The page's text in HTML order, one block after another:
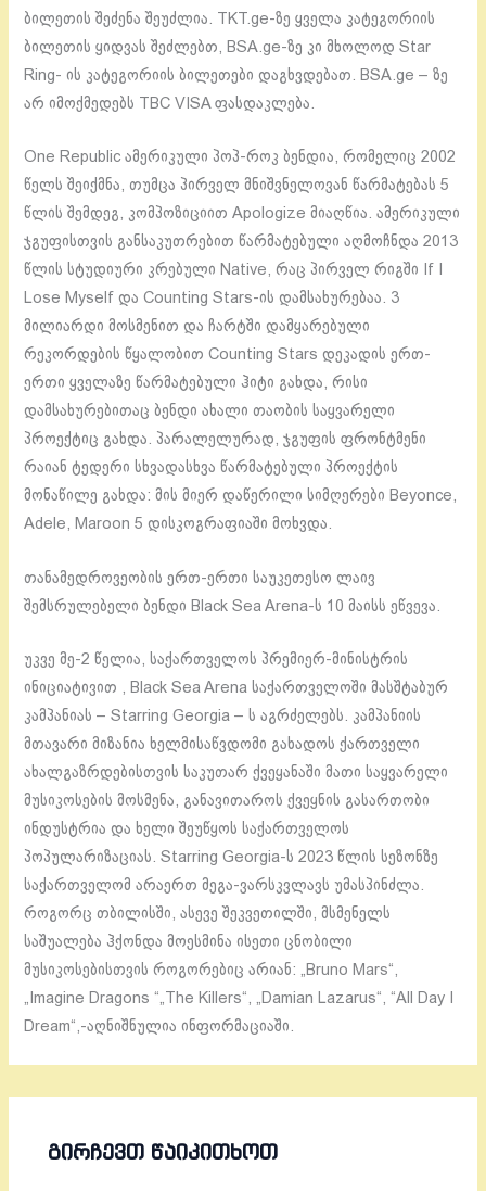
ბილეთის შეძენა შეუძლია. TKT.ge-ზე ყველა კატეგორიის
ბილეთის ყიდვას შეძლებთ, BSA.ge-ზე კი მხოლოდ Star
Ring- ის კატეგორიის ბილეთები დაგხვდებათ. BSA.ge – ზე
არ იმოქმედებს TBC VISA ფასდაკლება.
One Republic ამერიკული პოპ-როკ ბენდია, რომელიც 2002
წელს შეიქმნა, თუმცა პირველ მნიშვნელოვან წარმატებას 5
წლის შემდეგ, კომპოზიციით Apologize მიაღწია. ამერიკული
ჯგუფისთვის განსაკუთრებით წარმატებული აღმოჩნდა 2013
წლის სტუდიური კრებული Native, რაც პირველ რიგში If I
Lose Myself და Counting Stars-ის დამსახურებაა. 3
მილიარდი მოსმენით და ჩარტში დამყარებული
რეკორდების წყალობით Counting Stars დეკადის ერთ-
ერთი ყველაზე წარმატებული ჰიტი გახდა, რისი
დამსახურებითაც ბენდი ახალი თაობის საყვარელი
პროექტიც გახდა. პარალელურად, ჯგუფის ფრონტმენი
რაიან ტედერი სხვადასხვა წარმატებული პროექტის
მონაწილე გახდა: მის მიერ დაწერილი სიმღერები Beyonce,
Adele, Maroon 5 დისკოგრაფიაში მოხვდა.
თანამედროვეობის ერთ-ერთი საუკეთესო ლაივ
შემსრულებელი ბენდი Black Sea Arena-ს 10 მაისს ეწვევა.
უკვე მე-2 წელია, საქართველოს პრემიერ-მინისტრის
ინიციატივით , Black Sea Arena საქართველოში მასშტაბურ
კამპანიას – Starring Georgia – ს აგრძელებს. კამპანიის
მთავარი მიზანია ხელმისაწვდომი გახადოს ქართველი
ახალგაზრდებისთვის საკუთარ ქვეყანაში მათი საყვარელი
მუსიკოსების მოსმენა, განავითაროს ქვეყნის გასართობი
ინდუსტრია და ხელი შეუწყოს საქართველოს
პოპულარიზაციას. Starring Georgia-ს 2023 წლის სეზონზე
საქართველომ არაერთ მეგა-ვარსკვლავს უმასპინძლა.
როგორც თბილისში, ასევე შეკვეთილში, მსმენელს
საშუალება ჰქონდა მოესმინა ისეთი ცნობილი
მუსიკოსებისთვის როგორებიც არიან: „Bruno Mars“,
„Imagine Dragons “„The Killers“, „Damian Lazarus“, “All Day I
Dream“,-აღნიშნულია ინფორმაციაში.
ᲒᲘᲠᲩᲔᲕᲗ ᲬᲐᲘᲙᲘᲗᲮᲝᲗ